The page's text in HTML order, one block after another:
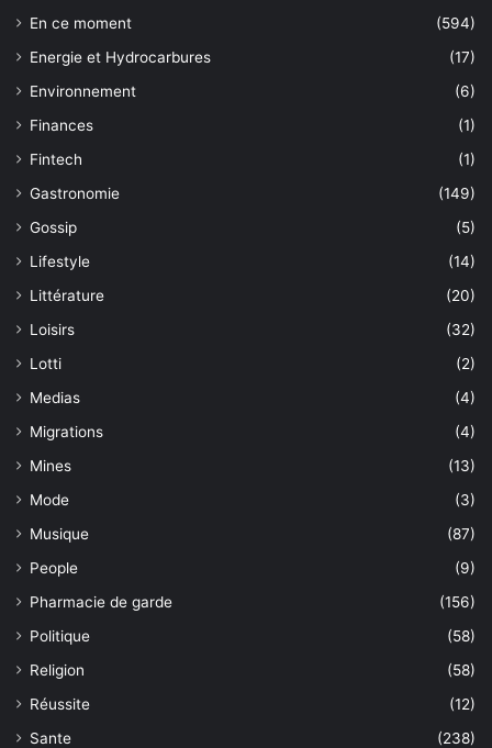
En ce moment
(594)
Energie et Hydrocarbures
(17)
Environnement
(6)
Finances
(1)
Fintech
(1)
Gastronomie
(149)
Gossip
(5)
Lifestyle
(14)
Littérature
(20)
Loisirs
(32)
Lotti
(2)
Medias
(4)
Migrations
(4)
Mines
(13)
Mode
(3)
Musique
(87)
People
(9)
Pharmacie de garde
(156)
Politique
(58)
Religion
(58)
Réussite
(12)
Sante
(238)